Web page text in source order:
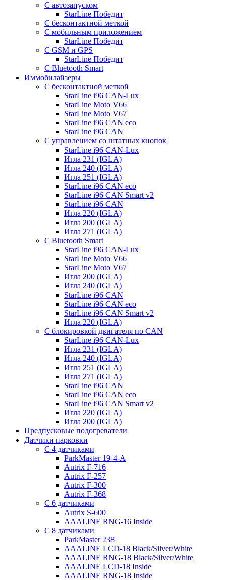
С автозапуском
StarLine Победит
С бесконтактной меткой
С мобильным приложением
StarLine Победит
С GSM и GPS
StarLine Победит
С Bluetooth Smart
Иммобилайзеры
С бесконтактной меткой
StarLine i96 CAN-Lux
StarLine Moto V66
StarLine Moto V67
StarLine i96 CAN eco
StarLine i96 CAN
С управлением со штатных кнопок
StarLine i96 CAN-Lux
Игла 231 (IGLA)
Игла 240 (IGLA)
Игла 251 (IGLA)
StarLine i96 CAN eco
StarLine i96 CAN Smart v2
StarLine i96 CAN
Игла 220 (IGLA)
Игла 200 (IGLA)
Игла 271 (IGLA)
С Bluetooth Smart
StarLine i96 CAN-Lux
StarLine Moto V66
StarLine Moto V67
Игла 200 (IGLA)
Игла 240 (IGLA)
StarLine i96 CAN
StarLine i96 CAN eco
StarLine i96 CAN Smart v2
Игла 220 (IGLA)
С блокировкой двигателя по CAN
StarLine i96 CAN-Lux
Игла 231 (IGLA)
Игла 240 (IGLA)
Игла 251 (IGLA)
Игла 271 (IGLA)
StarLine i96 CAN
StarLine i96 CAN eco
StarLine i96 CAN Smart v2
Игла 220 (IGLA)
Игла 200 (IGLA)
Предпусковые подогреватели
Датчики парковки
С 4 датчиками
ParkMaster 19-4-A
Autrix F-716
Autrix F-257
Autrix F-300
Autrix F-368
С 6 датчиками
Autrix S-600
AAALINE RNG-16 Inside
С 8 датчиками
ParkMaster 238
AAALINE LCD-18 Black/Silver/White
AAALINE RNG-18 Black/Silver/White
AAALINE LCD-18 Inside
AAALINE RNG-18 Inside